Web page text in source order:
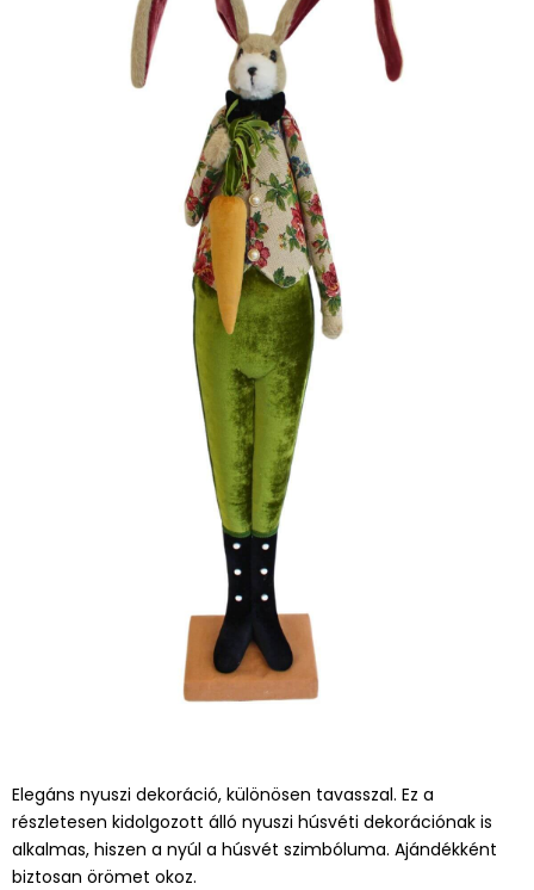
Elegáns nyuszi dekoráció, különösen tavasszal. Ez a
részletesen kidolgozott álló nyuszi húsvéti dekorációnak is
alkalmas, hiszen a nyúl a húsvét szimbóluma. Ajándékként
biztosan örömet okoz.